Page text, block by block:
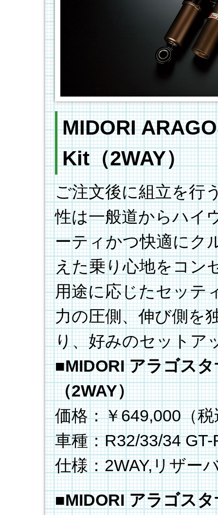
MIDORI
Kit（2WAY）
ご注文後に組立を行
性は一般道からハイ
ーティかつ快適にク
えた乗り心地をコン
用途に応じたセッテ
力の圧側、伸び側を
り、好みのセットア
■MIDORI アラゴス
（2WAY）
価格：￥649,000（
車種：R32/33/34 GT-
仕様：2WAY,リザー
■MIDORI アラゴス